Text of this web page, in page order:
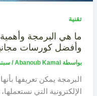
تقنية
ما هي البرمجة
وأفضل كورسات
بواسطة Abanoub Kamal
/ سبتمبر
البرمجة يمكن تعريفها
الإلكترونية التي